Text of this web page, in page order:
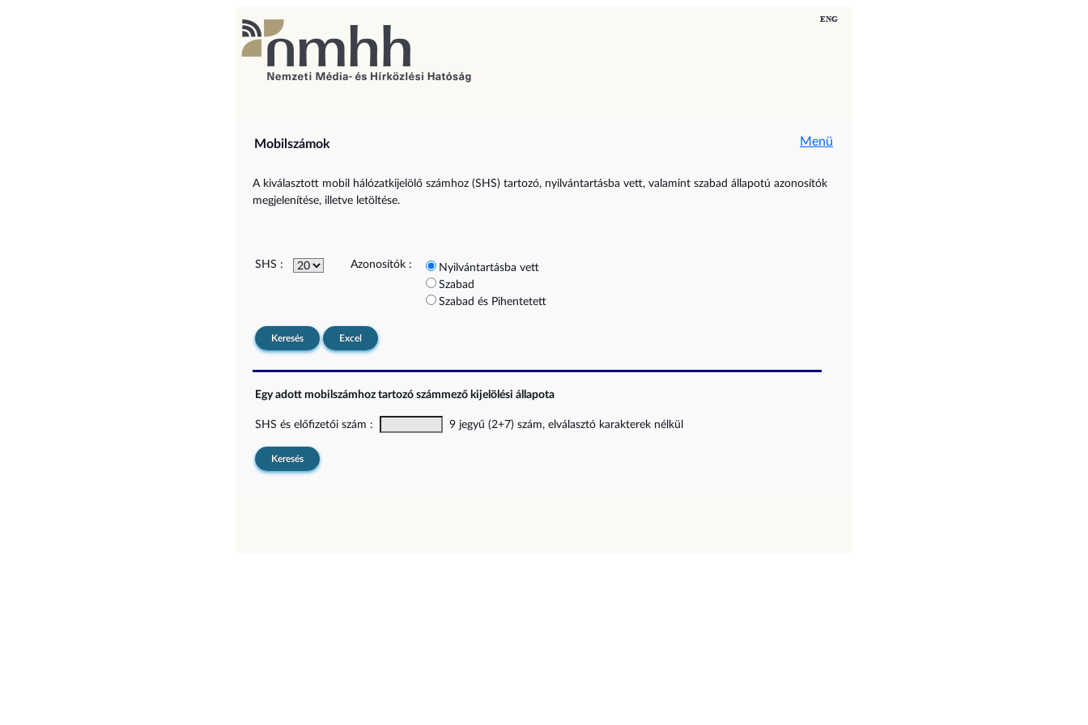
Mobilszámok Menü
A kiválasztott mobil hálózatkijelölő számhoz (SHS) tartozó, nyilvántartásba vett, valamint szabad állapotú azonosítók
megjelenítése, illetve letöltése.
SHS : Azonosítók :
Nyilvántartásba vett
Szabad
Szabad és Pihentetett
Keresés Excel
Egy adott mobilszámhoz tartozó számmező kijelölési állapota
SHS és előfizetői szám : 9 jegyű (2+7) szám, elválasztó karakterek nélkül
Keresés